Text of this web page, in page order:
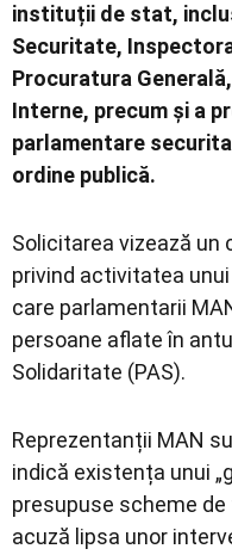
instituții de stat,
Securitate,
Procuratura Generală,
Interne, precum și a
parlamentare
ordine publică.
Solicitarea vizează un
privind activitatea
care parlamentarii
persoane aflate în
Solidaritate (PAS).
Reprezentanții MAN
indică existența unui
presupuse scheme
acuză lipsa unor